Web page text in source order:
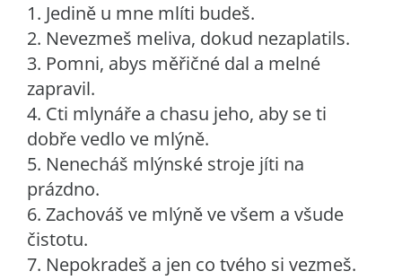
1. Jedině u mne mlíti budeš.
2. Nevezmeš meliva, dokud nezaplatils.
3. Pomni, abys měřičné dal a melné
zapravil.
4. Cti mlynáře a chasu jeho, aby se ti
dobře vedlo ve mlýně.
5. Nenecháš mlýnské stroje jíti na
prázdno.
6. Zachováš ve mlýně ve všem a všude
čistotu.
7. Nepokradeš a jen co tvého si vezmeš.